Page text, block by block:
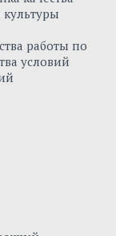
работы по
условий